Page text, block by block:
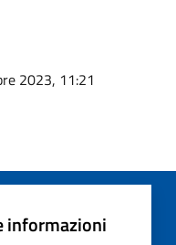
2023, 11:21
informazioni